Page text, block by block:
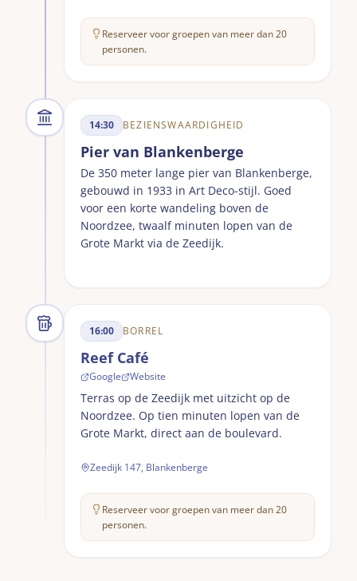
Reserveer voor groepen van meer dan 20
personen.
14:30 BEZIENSWAARDIGHEID
Pier van Blankenberge
De 350 meter lange pier van Blankenberge,
gebouwd in 1933 in Art Deco-stijl. Goed
voor een korte wandeling boven de
Noordzee, twaalf minuten lopen van de
Grote Markt via de Zeedijk.
16:00 BORREL
Reef Café
Google Website
Terras op de Zeedijk met uitzicht op de
Noordzee. Op tien minuten lopen van de
Grote Markt, direct aan de boulevard.
Zeedijk 147, Blankenberge
Reserveer voor groepen van meer dan 20
personen.